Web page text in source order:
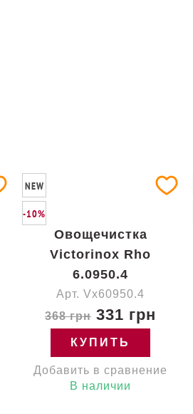
NEW
-10%
Овощечистка
Victorinox Rho
6.0950.4
Арт. Vx60950.4
368 грн 331 грн
КУПИТЬ
Добавить в сравнение
В наличии